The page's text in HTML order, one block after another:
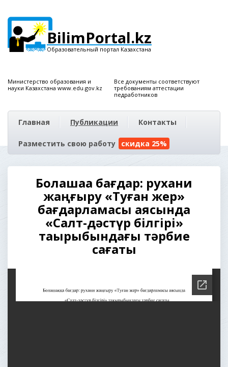
BilimPortal.kz
Образовательный портал Казахстана
Министерство образования и
науки Казахстана www.edu.gov.kz
Все документы соответствуют
требованиям аттестации
педработников
Главная Публикации Контакты
Разместить свою работу скидка 25%
Болашаққа бағдар: рухани
жаңғыру «Туған жер»
бағдарламасы аясында
«Салт-дәстүр білгірі»
тақырыбындағы тәрбие
сағаты